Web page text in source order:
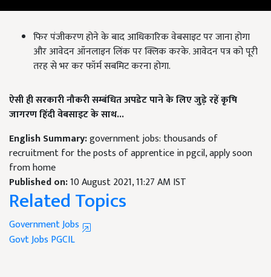
फिर पंजीकरण होने के बाद आधिकारिक वेबसाइट पर जाना होगा
और आवेदन ऑनलाइन लिंक पर क्लिक करके. आवेदन पत्र को पूरी
तरह से भर कर फॉर्म सबमिट करना होगा.
ऐसी ही सरकारी नौकरी सम्बंधित अपडेट पाने के लिए जुड़े रहें कृषि
जागरण हिंदी वेबसाइट के साथ...
English Summary:government jobs: thousands of
recruitment for the posts of apprentice in pgcil, apply soon
from home
Published on:10 August 2021, 11:27 AM IST
Related Topics
Government Jobs
Govt Jobs PGCIL